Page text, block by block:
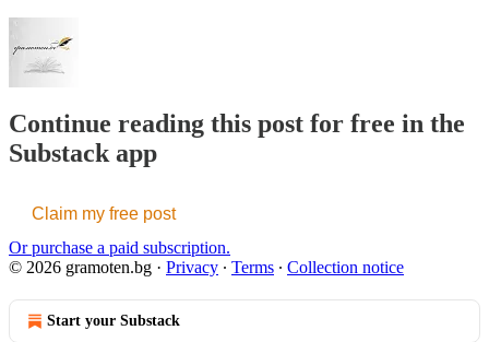
Continue reading this post for free in the
Substack app
Claim my free post
Or purchase a paid subscription.
© 2026 gramoten.bg · Privacy ∙ Terms ∙ Collection notice
Start your Substack